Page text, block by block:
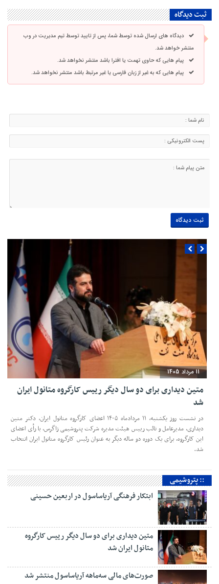
ثبت دیدگاه
دیدگاه های ارسال شده توسط شما، پس از تایید توسط تیم مدیریت در وب
منتشر خواهد شد.
پیام هایی که حاوی تهمت یا افترا باشد منتشر نخواهد شد.
پیام هایی که به غیر از زبان فارسی یا غیر مرتبط باشد منتشر نخواهد شد.
11 مرداد 1405
متین دیداری برای دو سال دیگر رییس کارگروه متانول ایران
شد
در نشست روز یکشنبه، ۱۱ مردادماه ۱۴۰۵ اعضای کارگروه متانول ایران، دکتر متین
دیداری، مدیرعامل و‌ نائب رییس هیئت مدیره شرکت پتروشیمی زاگرس، با رأی اعضای
این کارگروه، برای یک دوره دو ساله دیگر به عنوان رئیس کارگروه متانول ایران انتخاب
شد.
:: پتروشیمی
ابتکار فرهنگی آریاساسول در اربعین حسینی
متین دیداری برای دو سال دیگر رییس کارگروه
متانول ایران شد
صورت‌های مالی سه‌ماهه آریاساسول منتشر شد